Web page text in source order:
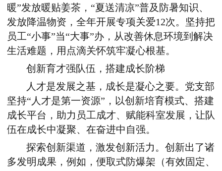
暖”发放暖贴姜茶，“夏送清凉”普及防暑知识、
发放降温物资，全年开展专项关爱12次。坚持把
员工“小事”当“大事”办，从改善休息环境到解决
生活难题，用点滴关怀筑牢凝心根基。
创新育才强队伍，搭建成长阶梯
人才是发展之基，成长是凝心之要。党支部
坚持“人才是第一资源”，以创新培育模式、搭建
成长平台，助力员工成才、赋能科室发展，让队
伍在成长中凝聚、在奋进中自强。
探索创新渠道，激发创新活力。创新出了诸
多发明成果，例如，便取式防爆架（有效固定、